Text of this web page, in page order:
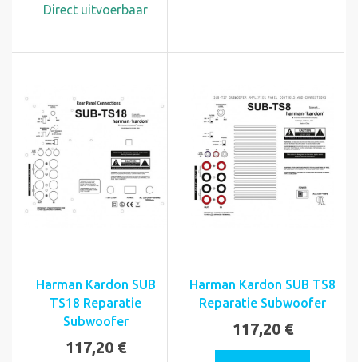
Direct uitvoerbaar
Harman Kardon SUB
TS18 Reparatie
Subwoofer
117,20 €
Harman Kardon SUB TS8
Reparatie Subwoofer
117,20 €